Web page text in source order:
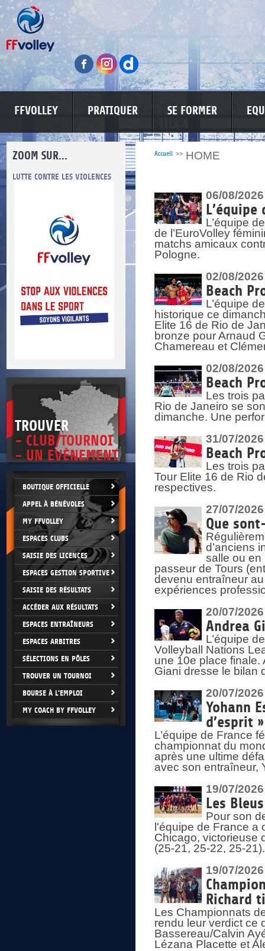
FFVOLLEY PRATIQUER SE FORMER
ZOOM SUR...
LUTTE CONTRE LES VIOLENCES MA PETITE SPONSO
>
TROUVER
- CLUB/TOURNOI
- UN EVÈNEMENT
BOUTIQUE OFFICIELLE
APPEL À BÉNÉVOLES
MY FFVOLLEY
ESPACES CLUBS
SAISIE DES LICENCES
ESPACES GESTION SPORTIVE
SAISIE DES RÉSULTATS
ACCÉDER AUX RÉSULTATS
ESPACES ENTRAÎNEURS
ESPACES ARBITRES
SÉLECTIONS EN PÔLES
TROUVER UN TOURNOI
BOURSE À L'EMPLOI
MY COACH BY FFVOLLEY
Accueil >> HOME
06/08/2026
L’équipe
L’équipe
de l’EuroVolley
matchs amicaux
Pologne.
02/08/2026
Beach
L’équipe
historique ce
Elite 16 de Rio de
bronze pour Arnaud
Chamereau et
02/08/2026
Beach
Les trois
Rio de Janeiro se
dimanche. Une
31/07/2026
Beach
Les trois
Tour Elite 16 de Rio
respectives.
27/07/2026
Que
d’anciens
salle ou en
passeur de Tours
devenu entraîneur
expériences
20/07/2026
Andrea
L’équipe
Volleyball Nations
une 10e place finale.
Giani dresse le bilan
20/07/2026
Yohann
d’esprit »
L’équipe de France
championnat du
après une ultime
avec son entraîneur,
19/07/2026
Les
Pour son
l'équipe de France a
Chicago, victorieuse
(25-21, 25-22, 25-
19/07/2026
Richard
Les Championnats
rendu leur verdict ce
Bassereau/Calvin
Lézana Placette et